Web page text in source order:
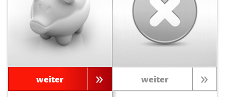
weiter weiter